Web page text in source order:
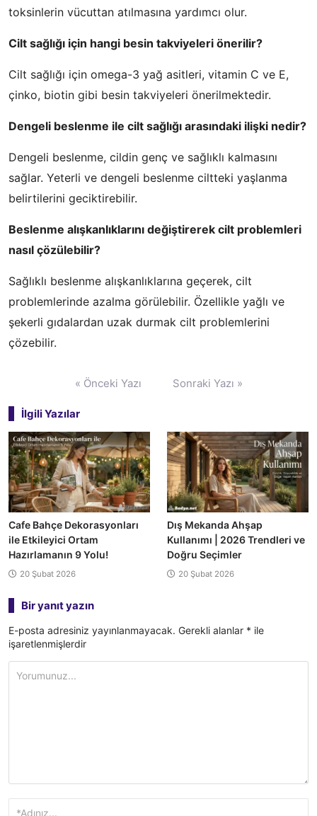
toksinlerin vücuttan atılmasına yardımcı olur.
Cilt sağlığı için hangi besin takviyeleri önerilir?
Cilt sağlığı için omega-3 yağ asitleri, vitamin C ve E,
çinko, biotin gibi besin takviyeleri önerilmektedir.
Dengeli beslenme ile cilt sağlığı arasındaki ilişki nedir?
Dengeli beslenme, cildin genç ve sağlıklı kalmasını
sağlar. Yeterli ve dengeli beslenme ciltteki yaşlanma
belirtilerini geciktirebilir.
Beslenme alışkanlıklarını değiştirerek cilt problemleri
nasıl çözülebilir?
Sağlıklı beslenme alışkanlıklarına geçerek, cilt
problemlerinde azalma görülebilir. Özellikle yağlı ve
şekerli gıdalardan uzak durmak cilt problemlerini
çözebilir.
« Önceki Yazı Sonraki Yazı »
İlgili Yazılar
Cafe Bahçe Dekorasyonları
ile Etkileyici Ortam
Hazırlamanın 9 Yolu!
20 Şubat 2026
Dış Mekanda Ahşap
Kullanımı | 2026 Trendleri ve
Doğru Seçimler
20 Şubat 2026
Bir yanıt yazın
E-posta adresiniz yayınlanmayacak. Gerekli alanlar * ile
işaretlenmişlerdir